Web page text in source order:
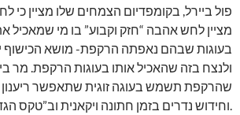
פול ביירל, בקומפדיום הצמחים שלו מציין כי
מציין לחש אהבה “חזק וקבוע” בו מי שמאכיל
בעוגות שבהם נאפתה הרקפת- מושא הכישוף
ולנצח בזה שהאכיל אותו בעוגות הרקפת. מר
שהרקפת תשמש בעוגה זוגית שתאפשר
וחידוש נדרים בזמן חתונה ויקאנית וב”טקס הגדול”. עמוד 145.